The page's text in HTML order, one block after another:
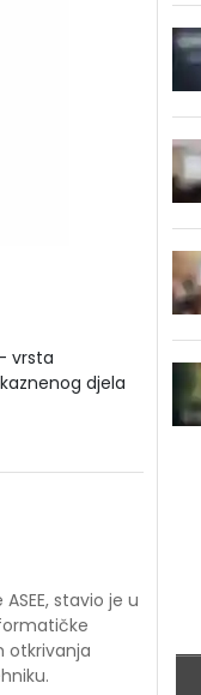
vrsta
djela
stavio je u
otkrivanja